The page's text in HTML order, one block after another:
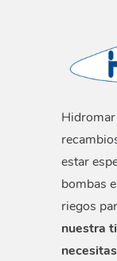
estar
bombas
riegos
nuestra